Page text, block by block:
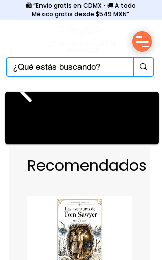
🛍️ “Envío gratis en CDMX • 🚚 A todo
México gratis desde $549 MXN”
Recomendados